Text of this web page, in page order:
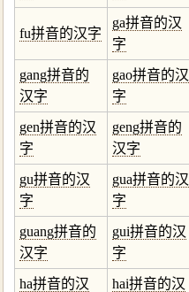
fu拼音的汉字
ga拼音的汉
字
gang拼音的
汉字
gao拼音的汉
字
gen拼音的汉
字
geng拼音的
汉字
gu拼音的汉
字
gua拼音的汉
字
guang拼音的
汉字
gui拼音的汉
字
ha拼音的汉
hai拼音的汉